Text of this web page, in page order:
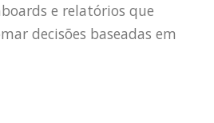
e relatórios que
decisões baseadas em